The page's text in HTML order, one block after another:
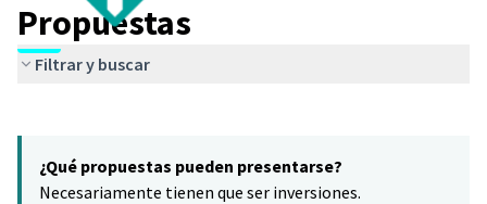
Propuestas
Filtrar y buscar
−
¿Qué propuestas pueden presentarse?
Necesariamente tienen que ser inversiones.